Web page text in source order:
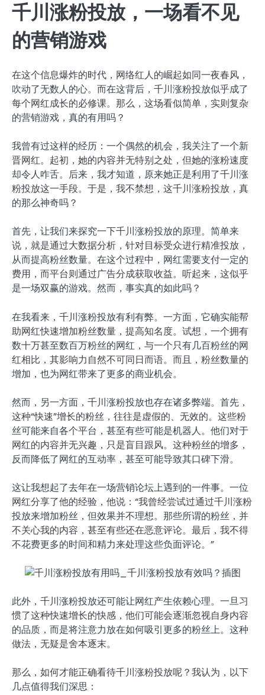
千川涨粉投放，一场看不见
的营销游戏
在这个信息爆炸的时代，网络红人的崛起如同一夜春风，
吹动了无数人的心。而在这背后，千川涨粉投放似乎成了
每个网红成长的必修课。那么，这场看似简单，实则复杂
的营销游戏，真的有用吗？
我曾有过这样的经历：一个偶然的机会，我关注了一个新
晋网红。起初，她的内容并无特别之处，但她的涨粉速度
却令人咋舌。后来，我才知道，原来她正是利用了千川涨
粉投放这一手段。于是，我不禁想，这千川涨粉投放，真
的那么神奇吗？
首先，让我们来探究一下千川涨粉投放的原理。简单来
说，就是通过大数据分析，针对目标受众进行精准投放，
从而提高粉丝数量。在这个过程中，网红需要支付一定的
费用，而平台则通过广告分成获取收益。听起来，这似乎
是一场双赢的游戏。然而，事实真的如此吗？
在我看来，千川涨粉投放有利有弊。一方面，它确实能帮
助网红快速增加粉丝数量，提高知名度。试想，一个拥有
数十万甚至数百万粉丝的网红，与一个只有几百粉丝的网
红相比，其影响力自然不可同日而语。而且，粉丝数量的
增加，也为网红带来了更多的商业机会。
然而，另一方面，千川涨粉投放也存在诸多弊端。首先，
这种“快速”增长的粉丝，往往是虚假的、无效的。这些粉
丝可能来自各个平台，甚至有些可能是机器人。他们对于
网红的内容并无兴趣，只是盲目跟风。这种粉丝的增多，
反而降低了网红的互动率，甚至可能导致其口碑下滑。
这让我想起了去年在一场营销论坛上遇到的一件事。一位
网红分享了他的经验，他说：“我曾经尝试过通过千川涨粉
投放来增加粉丝，但效果并不理想。那些所谓的粉丝，并
不关心我的内容，甚至有些还在恶意评论。最后，我不得
不花费更多的时间和精力来处理这些负面评论。”
此外，千川涨粉投放还可能让网红产生依赖心理。一旦习
惯了这种快速增长的快感，他们可能会逐渐忽视自身内容
的品质，而是将注意力放在如何吸引更多的粉丝上。这种
做法，无疑是舍本逐末。
那么，如何才能正确看待千川涨粉投放呢？我认为，以下
几点值得我们深思：